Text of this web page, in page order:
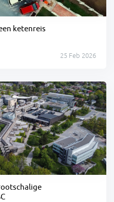
ketenreis
25 Feb 2026